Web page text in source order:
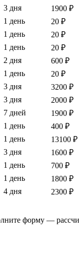
3 дня
1900 ₽
1 день
20 ₽
1 день
20 ₽
1 день
20 ₽
2 дня
600 ₽
1 день
20 ₽
3 дня
3200 ₽
3 дня
2000 ₽
7 дней
1900 ₽
1 день
400 ₽
1 день
13100 ₽
3 дня
1600 ₽
1 день
700 ₽
1 день
1800 ₽
4 дня
2300 ₽
форму —